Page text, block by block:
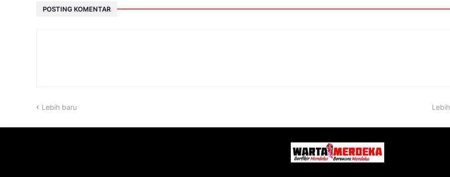
POSTING KOMENTAR
Lebih baru